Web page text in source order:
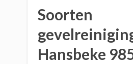
Soorten
Hansbeke